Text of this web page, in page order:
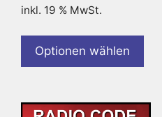
inkl. 19 % MwSt.
Optionen wählen